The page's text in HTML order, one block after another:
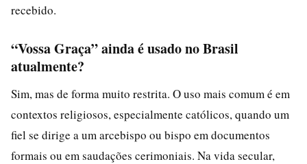
recebido.
“Vossa Graça” ainda é usado no Brasil
atualmente?
Sim, mas de forma muito restrita. O uso mais comum é em
contextos religiosos, especialmente católicos, quando um
fiel se dirige a um arcebispo ou bispo em documentos
formais ou em saudações cerimoniais. Na vida secular,